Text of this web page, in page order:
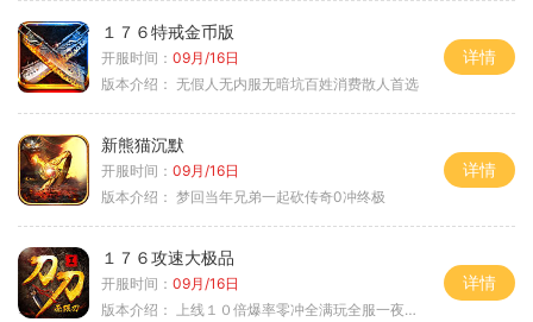
１７６特戒金币版
开服时间： 09月/16日
版本介绍： 无假人无内服无暗坑百姓消费散人首选
详情
新熊猫沉默
开服时间： 09月/16日
版本介绍： 梦回当年兄弟一起砍传奇0冲终极
详情
１７６攻速大极品
开服时间： 09月/16日
版本介绍：
上线１０倍爆率零冲全满玩全服一夜终极
详情